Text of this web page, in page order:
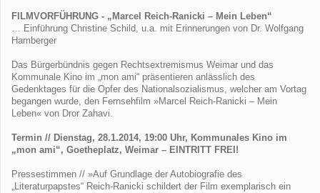
FILMVORFÜHRUNG - „Marcel Reich-Ranicki – Mein Leben“
… Einführung Christine Schild, u.a. mit Erinnerungen von Dr. Wolfgang
Hamberger
Das Bürgerbündnis gegen Rechtsextremismus Weimar und das
Kommunale Kino im „mon ami“ präsentieren anlässlich des
Gedenktages für die Opfer des Nationalsozialismus, welcher am Vortag
begangen wurde, den Fernsehfilm »Marcel Reich-Ranicki – Mein
Leben« von Dror Zahavi.
Termin // Dienstag, 28.1.2014, 19:00 Uhr, Kommunales Kino im
„mon ami“, Goetheplatz, Weimar – EINTRITT FREI!
Pressestimmen // »Auf Grundlage der Autobiografie des
„Literaturpapstes“ Reich-Ranicki schildert der Film exemplarisch ein